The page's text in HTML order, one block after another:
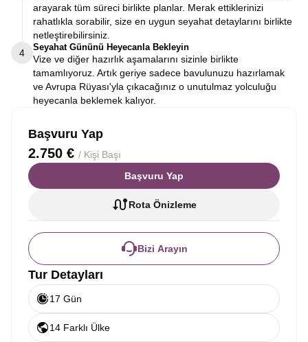
arayarak tüm süreci birlikte planlar. Merak ettiklerinizi
rahatlıkla sorabilir, size en uygun seyahat detaylarını birlikte
netleştirebilirsiniz.
4
Seyahat Gününü Heyecanla Bekleyin
Vize ve diğer hazırlık aşamalarını sizinle birlikte
tamamlıyoruz. Artık geriye sadece bavulunuzu hazırlamak
ve Avrupa Rüyası'yla çıkacağınız o unutulmaz yolculuğu
heyecanla beklemek kalıyor.
Başvuru Yap
2.750 € / Kişi Başı
Başvuru Yap
Rota Önizleme
Bizi Arayın
Tur Detayları
17 Gün
14 Farklı Ülke